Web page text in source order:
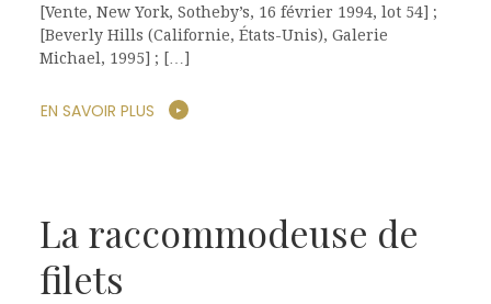
[Vente, New York, Sotheby’s, 16 février 1994, lot 54] ;
[Beverly Hills (Californie, États-Unis), Galerie
Michael, 1995] ; […]
EN SAVOIR PLUS
La raccommodeuse de
filets